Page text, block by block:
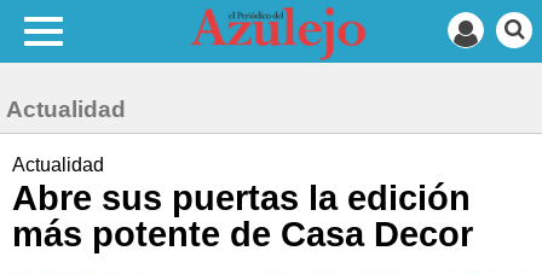
Actualidad
Actualidad
Abre sus puertas la edición
más potente de Casa Decor